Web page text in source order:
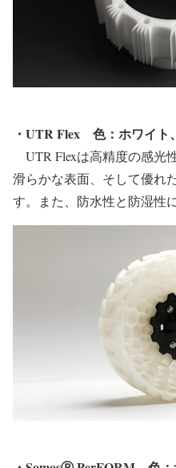
・UTR Flex 色：ホワイト
UTR Flexは高精度の感光
滑らかな表面、そして優れ
す。また、防水性と防湿性